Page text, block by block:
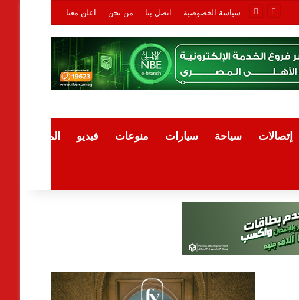
سياسة الخصوصية اتصل بنا من نحن اعلن معنا
إتصالات سياحة سيارات منوعات فيديو المقالات